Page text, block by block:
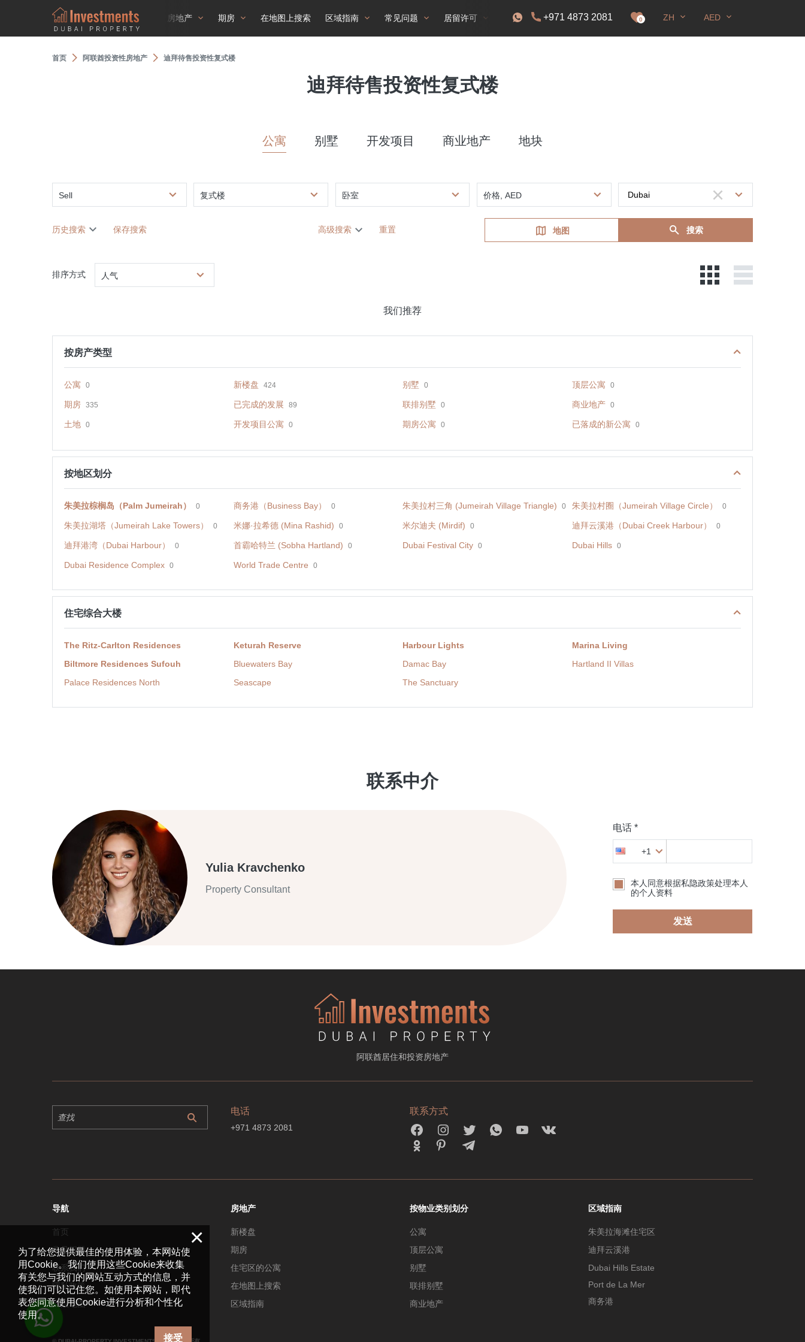
房地产 期房 在地图上搜索 区域指南 常见问题 居留许可 +971 4873 2081 0 ZH AED
首页 阿联酋投资性房地产 迪拜待售投资性复式楼
迪拜待售投资性复式楼
公寓 别墅 开发项目 商业地产 地块
Sell 复式楼 卧室 价格, AED
历史搜索 保存搜索 高级搜索 重置 地图 搜索
排序方式 人气
我们推荐
按房产类型
公寓 0 新楼盘 424 别墅 0 顶层公寓 0
期房 335 已完成的发展 89 联排别墅 0 商业地产 0
土地 0 开发项目公寓 0 期房公寓 0 已落成的新公寓 0
按地区划分
朱美拉棕榈岛（Palm Jumeirah） 0 商务港（Business Bay） 0 朱美拉村三角 (Jumeirah Village Triangle) 0 朱美拉村圈（Jumeirah Village Circle） 0
朱美拉湖塔（Jumeirah Lake Towers） 0 米娜·拉希德 (Mina Rashid) 0 米尔迪夫 (Mirdif) 0 迪拜云溪港（Dubai Creek Harbour） 0
迪拜港湾（Dubai Harbour） 0 首霸哈特兰 (Sobha Hartland) 0 Dubai Festival City 0 Dubai Hills 0
Dubai Residence Complex 0 World Trade Centre 0
住宅综合大楼
The Ritz-Carlton Residences Keturah Reserve Harbour Lights
Marina Living
Biltmore Residences Sufouh
Bluewaters Bay Damac Bay
Hartland II Villas
Palace Residences North
Seascape The Sanctuary
联系中介
Yulia Kravchenko
Property Consultant
电话 *
+1
本人同意根据私隐政策处理本人
的个人资料
发送
阿联酋居住和投资房地产
电话
+971 4873 2081
联系方式
导航
首页
常见问题
联系我们
隱私政策
站点地图
房地产
新楼盘
期房
住宅区的公寓
在地图上搜索
区域指南
按物业类别划分
公寓
顶层公寓
别墅
联排别墅
商业地产
区域指南
朱美拉海滩住宅区
迪拜云溪港
Dubai Hills Estate
Port de La Mer
商务港
×
为了给您提供最佳的使用体验，本网站使
用Cookie。我们使用这些Cookie来收集
有关您与我们的网站互动方式的信息，并
使我们可以记住您。如使用本网站，即代
表您同意使用Cookie进行分析和个性化
使用。
接受